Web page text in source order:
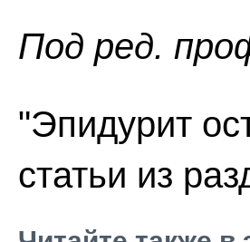
Пoд peд.
"Эпидурит
статьи из